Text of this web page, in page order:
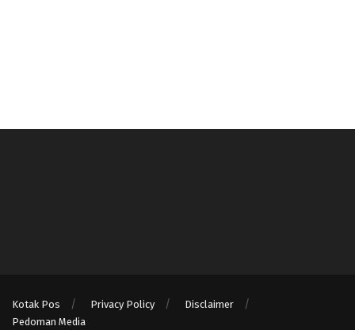
Kotak Pos Privacy Policy
Disclaimer
Pedoman Media